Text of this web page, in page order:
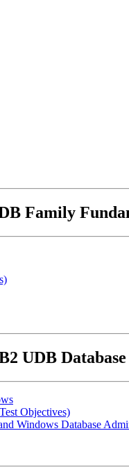
Family
UDB
Objectives)
Windows Database